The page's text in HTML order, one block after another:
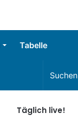
Tabelle
Täglich live!